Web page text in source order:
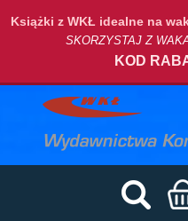
Książki z WKŁ idealne na
SKORZYSTAJ Z
KOD